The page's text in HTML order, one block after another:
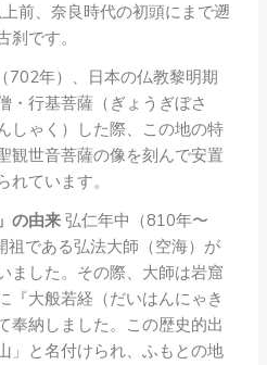
前、奈良時代の初頭にまで遡
です。
702年）、日本の仏教黎明期
・行基菩薩（ぎょうぎぼさ
しゃく）した際、この地の特
観世音菩薩の像を刻んで安置
れています。
の由来 弘仁年中（810年〜
である弘法大師（空海）が
ました。その際、大師は岩窟
『大般若経（だいはんにゃき
奉納しました。この歴史的出
」と名付けられ、ふもとの地